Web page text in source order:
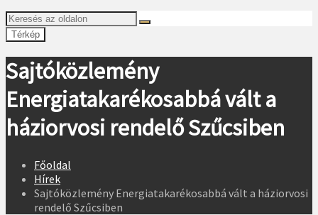
Térkép
Sajtóközlemény
Energiatakarékosabbá vált a
háziorvosi rendelő Szűcsiben
Főoldal
Hírek
Sajtóközlemény Energiatakarékosabbá vált a háziorvosi
rendelő Szűcsiben